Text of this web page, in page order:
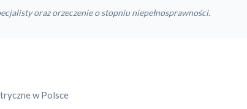
oraz orzeczenie o stopniu niepełnosprawności.
w Polsce